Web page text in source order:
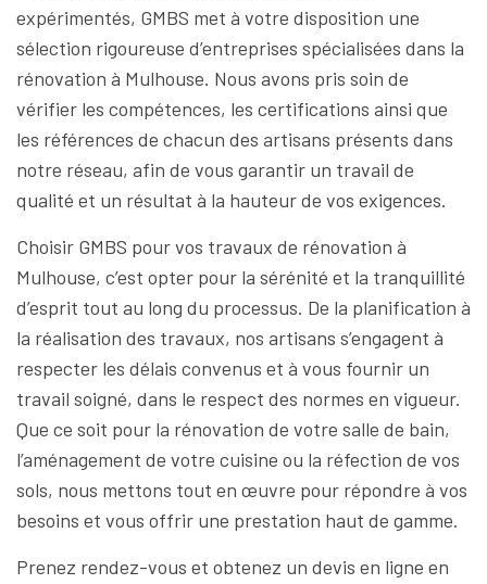
expérimentés, GMBS met à votre disposition une
sélection rigoureuse d’entreprises spécialisées dans la
rénovation à Mulhouse. Nous avons pris soin de
vérifier les compétences, les certifications ainsi que
les références de chacun des artisans présents dans
notre réseau, afin de vous garantir un travail de
qualité et un résultat à la hauteur de vos exigences.
Choisir GMBS pour vos travaux de rénovation à
Mulhouse, c’est opter pour la sérénité et la tranquillité
d’esprit tout au long du processus. De la planification à
la réalisation des travaux, nos artisans s’engagent à
respecter les délais convenus et à vous fournir un
travail soigné, dans le respect des normes en vigueur.
Que ce soit pour la rénovation de votre salle de bain,
l’aménagement de votre cuisine ou la réfection de vos
sols, nous mettons tout en œuvre pour répondre à vos
besoins et vous offrir une prestation haut de gamme.
Prenez rendez-vous et obtenez un devis en ligne en